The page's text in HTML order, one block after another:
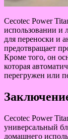
Cecotec Power
использовании и
для переноски и
предотвращает
Кроме того, он
которая
перегружен или
Cecotec Power
универсальный
домашнего